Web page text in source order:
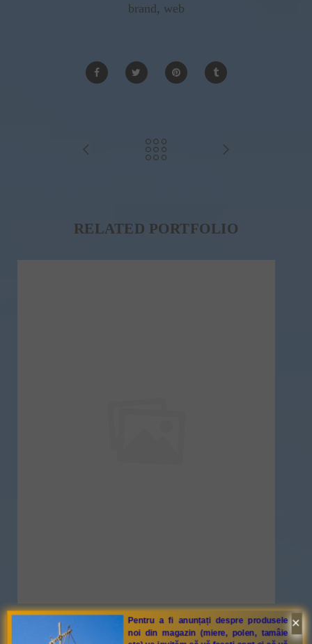
brand, web
RELATED PORTFOLIO
×
Pentru a fi anunțați despre produsele
noi din magazin (miere, polen, tamâie